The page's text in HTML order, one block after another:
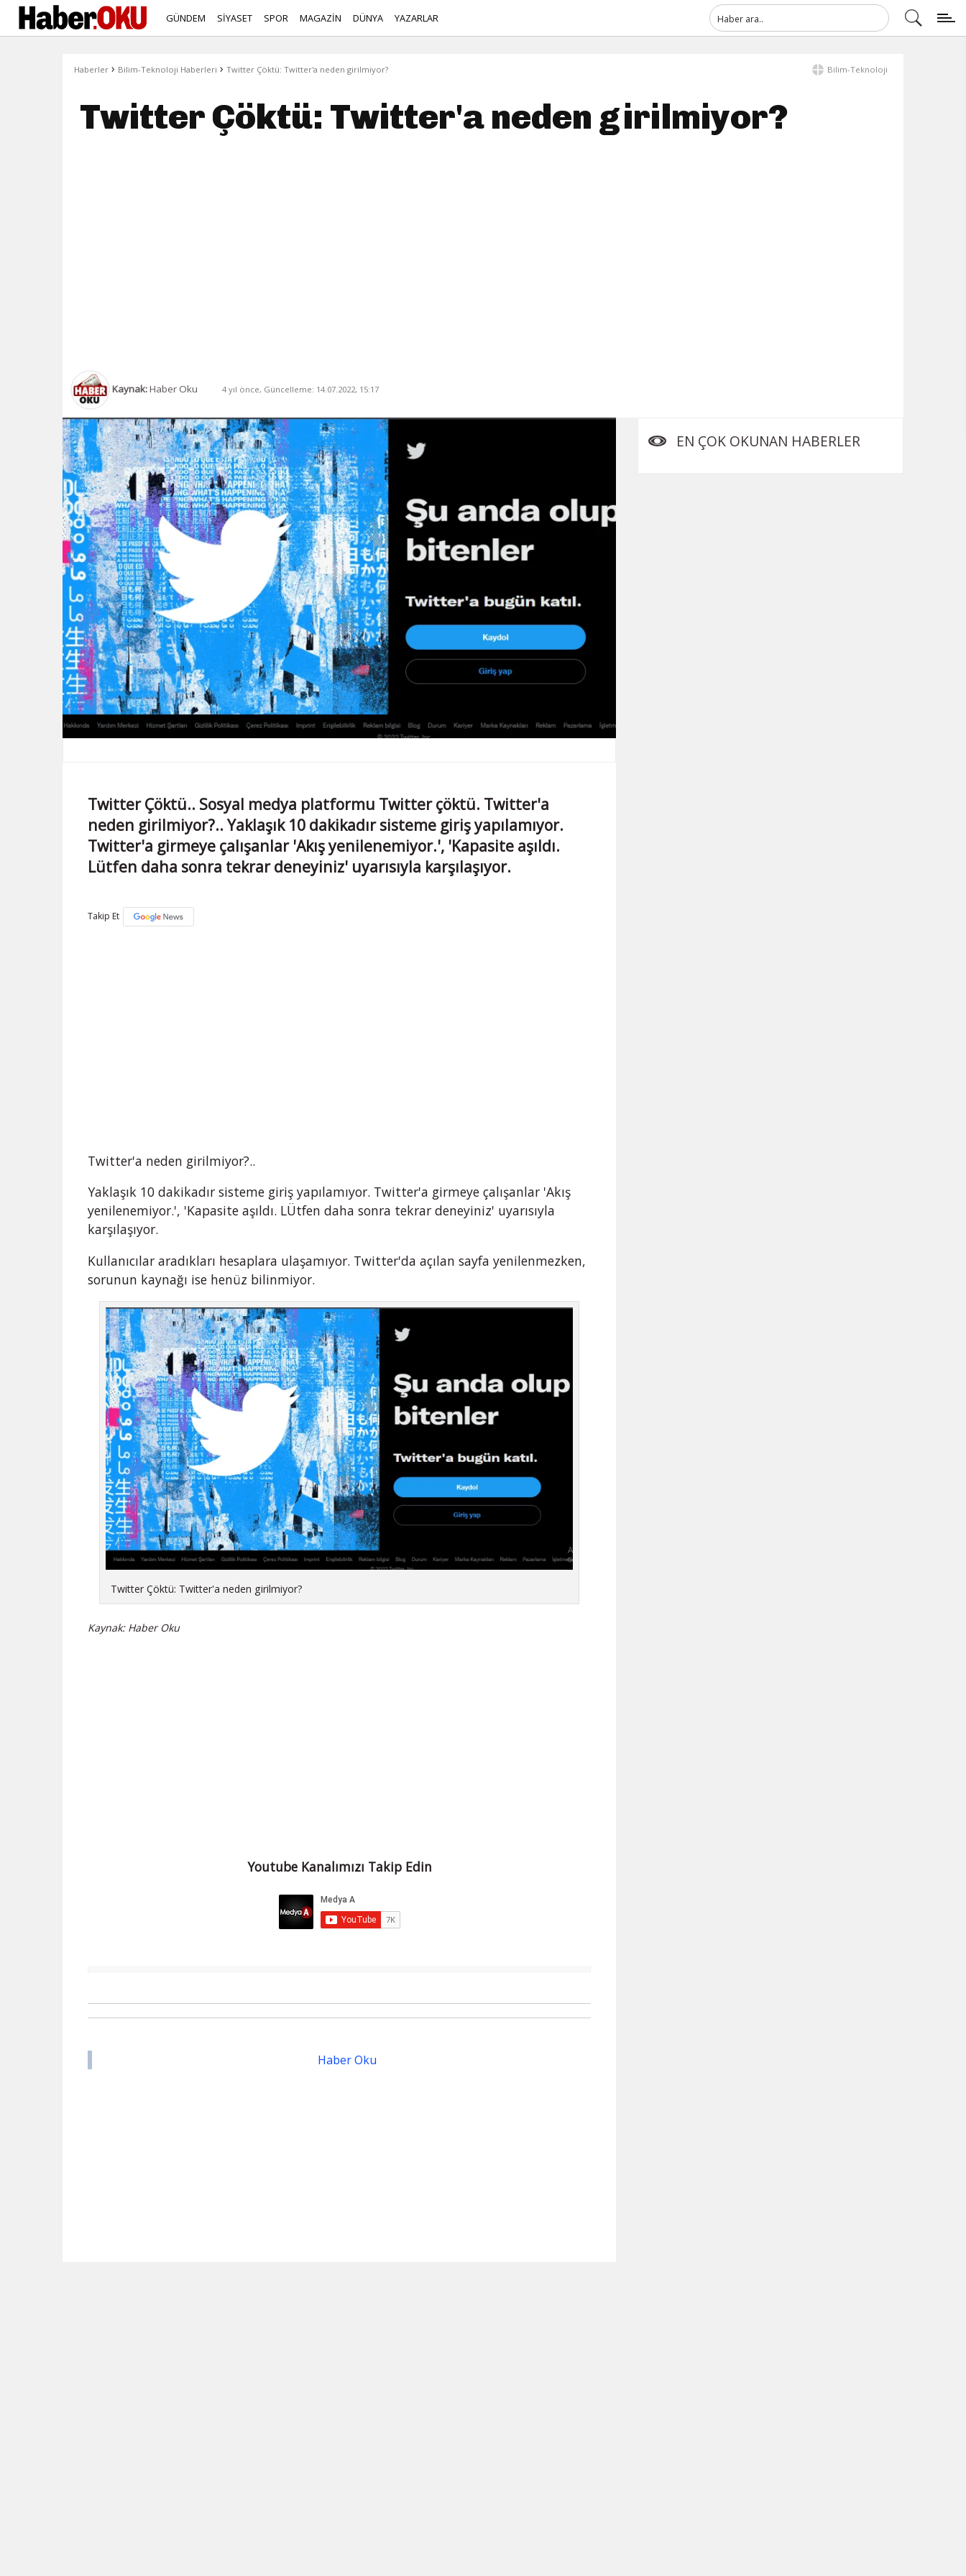
GÜNDEM SİYASET SPOR MAGAZİN DÜNYA YAZARLAR
Haberler › Bilim-Teknoloji Haberleri › Twitter Çöktü: Twitter'a neden girilmiyor? Bilim-Teknoloji
Twitter Çöktü: Twitter'a neden girilmiyor?
Kaynak:Haber Oku 4 yıl önce, Güncelleme: 14.07.2022, 15:17
Twitter Çöktü.. Sosyal medya platformu Twitter çöktü. Twitter'a
neden girilmiyor?.. Yaklaşık 10 dakikadır sisteme giriş yapılamıyor.
Twitter'a girmeye çalışanlar 'Akış yenilenemiyor.', 'Kapasite aşıldı.
Lütfen daha sonra tekrar deneyiniz' uyarısıyla karşılaşıyor.
Takip Et
Twitter'a neden girilmiyor?..
Yaklaşık 10 dakikadır sisteme giriş yapılamıyor. Twitter'a girmeye çalışanlar 'Akış
yenilenemiyor.', 'Kapasite aşıldı. LÜtfen daha sonra tekrar deneyiniz' uyarısıyla
karşılaşıyor.
Kullanıcılar aradıkları hesaplara ulaşamıyor. Twitter'da açılan sayfa yenilenmezken,
sorunun kaynağı ise henüz bilinmiyor.
Twitter Çöktü: Twitter'a neden girilmiyor?
Kaynak: Haber Oku
Youtube Kanalımızı Takip Edin
Haber Oku
EN ÇOK OKUNAN HABERLER